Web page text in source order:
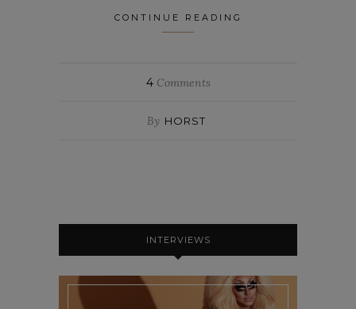
CONTINUE READING
4Comments
By HORST
INTERVIEWS